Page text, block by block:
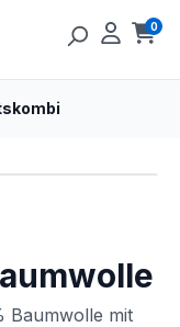
0
Baumwolle mit